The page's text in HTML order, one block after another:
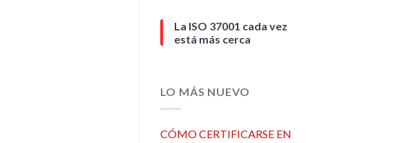
La ISO 37001 cada vez
está más cerca
LO MÁS NUEVO
CÓMO CERTIFICARSE EN